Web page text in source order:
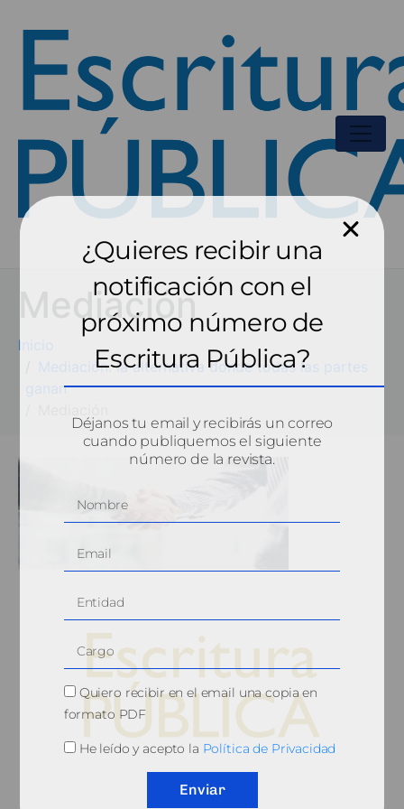
Mediación
Inicio
Mediación: la alternativa donde todas las partes
ganan
¿Quieres recibir una
notificación con el
próximo número de
Escritura Pública?
Déjanos tu email y recibirás un correo
cuando publiquemos el siguiente
número de la revista.
Quiero recibir en el email una copia en
formato PDF
He leído y acepto la Política de Privacidad
Enviar